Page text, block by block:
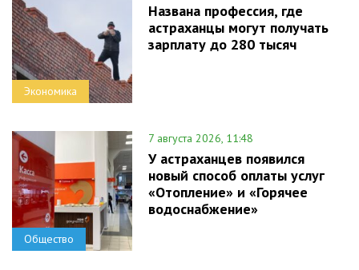
Экономика
Названа профессия, где
астраханцы могут получать
зарплату до 280 тысяч
Общество
7 августа 2026, 11:48
У астраханцев появился
новый способ оплаты услуг
«Отопление» и «Горячее
водоснабжение»